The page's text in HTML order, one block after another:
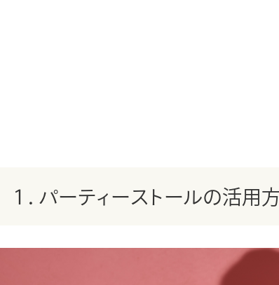
１．パーティーストールの活用